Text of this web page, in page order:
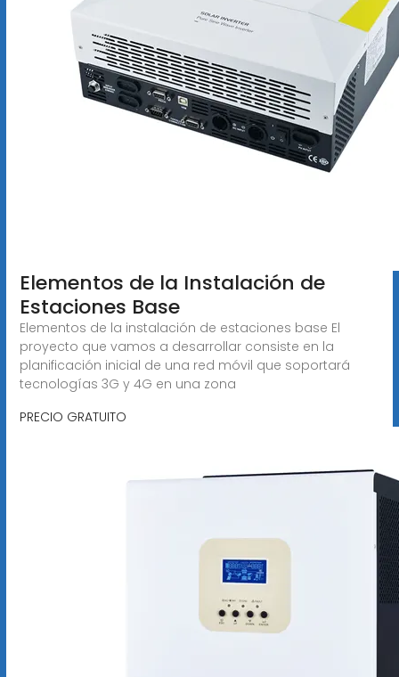
Elementos de la Instalación de
Estaciones Base
Elementos de la instalación de estaciones base El
proyecto que vamos a desarrollar consiste en la
planificación inicial de una red móvil que soportará
tecnologías 3G y 4G en una zona
PRECIO GRATUITO